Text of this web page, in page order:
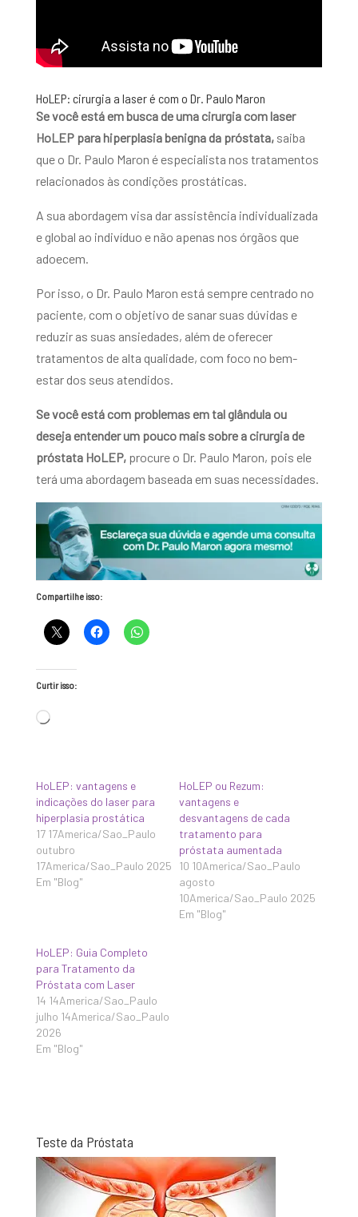
HoLEP: cirurgia a laser é com o Dr. Paulo Maron
Se você está em busca de uma cirurgia com laser
HoLEP para hiperplasia benigna da próstata,saiba
que o Dr. Paulo Maron é especialista nos tratamentos
relacionados às condições prostáticas.
A sua abordagem visa dar assistência individualizada
e global ao indivíduo e não apenas nos órgãos que
adoecem.
Por isso, o Dr. Paulo Maron está sempre centrado no
paciente, com o objetivo de sanar suas dúvidas e
reduzir as suas ansiedades, além de oferecer
tratamentos de alta qualidade, com foco no bem-
estar dos seus atendidos.
Se você está com problemas em tal glândula ou
deseja entender um pouco mais sobre a cirurgia de
próstata HoLEP,procure o Dr. Paulo Maron, pois ele
terá uma abordagem baseada em suas necessidades.
Compartilhe isso:
Curtir isso:
Carregando...
HoLEP: vantagens e
indicações do laser para
hiperplasia prostática
17 17America/Sao_Paulo
outubro
17America/Sao_Paulo 2025
Em "Blog"
HoLEP ou Rezum:
vantagens e
desvantagens de cada
tratamento para
próstata aumentada
10 10America/Sao_Paulo
agosto
10America/Sao_Paulo 2025
Em "Blog"
HoLEP: Guia Completo
para Tratamento da
Próstata com Laser
14 14America/Sao_Paulo
julho 14America/Sao_Paulo
2026
Em "Blog"
Teste da Próstata